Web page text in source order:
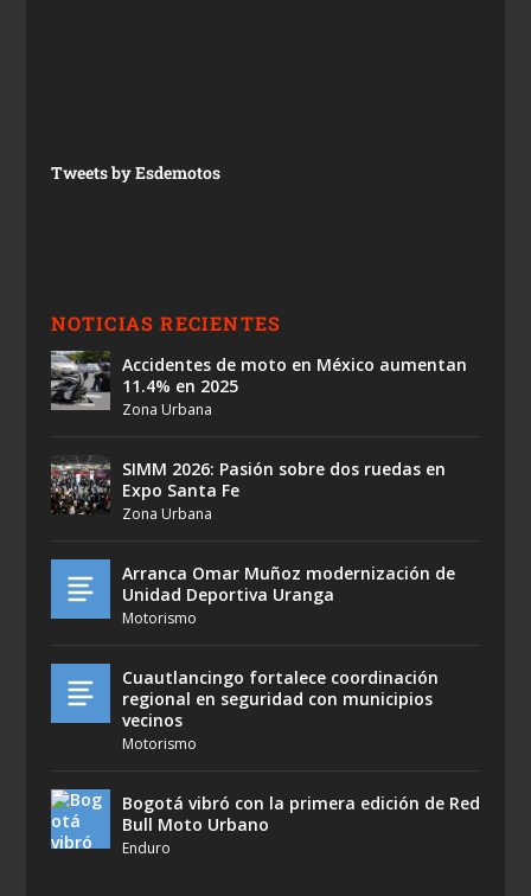
Tweets by Esdemotos
NOTICIAS RECIENTES
Accidentes de moto en México aumentan
11.4% en 2025
Zona Urbana
SIMM 2026: Pasión sobre dos ruedas en
Expo Santa Fe
Zona Urbana
Arranca Omar Muñoz modernización de
Unidad Deportiva Uranga
Motorismo
Cuautlancingo fortalece coordinación
regional en seguridad con municipios
vecinos
Motorismo
Bogotá vibró con la primera edición de Red
Bull Moto Urbano
Enduro